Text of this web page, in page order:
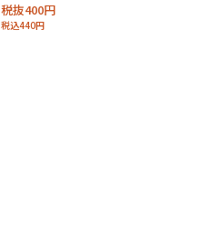
税抜400円
税込440円